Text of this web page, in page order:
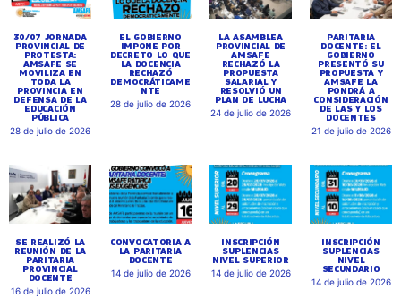
30/07 JORNADA
PROVINCIAL DE
PROTESTA:
AMSAFE SE
MOVILIZA EN
TODA LA
PROVINCIA EN
DEFENSA DE LA
EDUCACIÓN
PÚBLICA
28 de julio de 2026
EL GOBIERNO
IMPONE POR
DECRETO LO QUE
LA DOCENCIA
RECHAZÓ
DEMOCRÁTICAME
NTE
28 de julio de 2026
LA ASAMBLEA
PROVINCIAL DE
AMSAFE
RECHAZÓ LA
PROPUESTA
SALARIAL Y
RESOLVIÓ UN
PLAN DE LUCHA
24 de julio de 2026
PARITARIA
DOCENTE: EL
GOBIERNO
PRESENTÓ SU
PROPUESTA Y
AMSAFE LA
PONDRÁ A
CONSIDERACIÓN
DE LAS Y LOS
DOCENTES
21 de julio de 2026
SE REALIZÓ LA
REUNIÓN DE LA
PARITARIA
PROVINCIAL
DOCENTE
16 de julio de 2026
CONVOCATORIA A
LA PARITARIA
DOCENTE
14 de julio de 2026
INSCRIPCIÓN
SUPLENCIAS
NIVEL SUPERIOR
14 de julio de 2026
INSCRIPCIÓN
SUPLENCIAS
NIVEL
SECUNDARIO
14 de julio de 2026